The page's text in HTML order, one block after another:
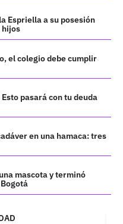
Espriella a su posesión
hijos
el colegio debe cumplir
pasará con tu deuda
en una hamaca: tres
mascota y terminó